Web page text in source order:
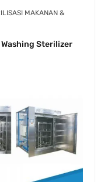
MAKANAN &
Washing Sterilizer